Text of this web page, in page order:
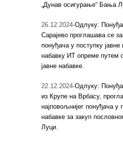
„Дунав осигурање“ Бања
26.12.2024-Одлуку:
Сарајево проглашава се
понуђача у поступку јавне
набавку ИТ опреме путем
јавне набавке.
22.12.2024-Одлуку:
из Крупе на Врбасу,
најповољнијег понуђача у
набавке за закуп
Луци.